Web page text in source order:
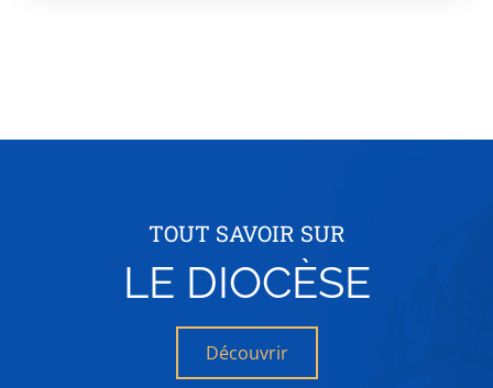
TOUT SAVOIR SUR
LE DIOCÈSE
Découvrir